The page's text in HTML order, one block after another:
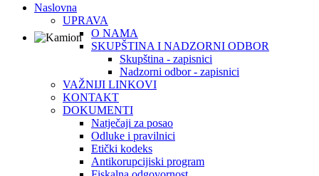
Naslovna
UPRAVA
O NAMA
SKUPŠTINA I NADZORNI ODBOR
Skupština - zapisnici
Nadzorni odbor - zapisnici
VAŽNIJI LINKOVI
KONTAKT
DOKUMENTI
Natječaji za posao
Odluke i pravilnici
Etički kodeks
Antikorupcijiski program